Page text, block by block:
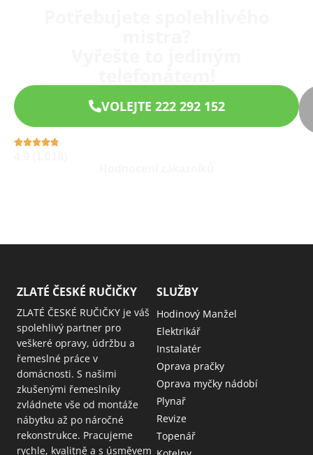
VOLEJTE 222 292 152
ZLATÉ ČESKÉ RUČIČKY
ZLATÉ ČESKÉ RUČIČKY je váš
spolehlivý partner pro
veškeré opravy, údržbu a
řemeslné práce v
domácnosti. S našimi
zkušenými řemeslníky
zvládnete vše od montáže
nábytku až po náročné
rekonstrukce. Pracujeme
rychle, kvalitně a s úsměvem
SLUŽBY
Hodinový Manžel
Elektrikář
Instalatér
Oprava pračky
Oprava myčky nádobí
Plynař
Revize
Topenář